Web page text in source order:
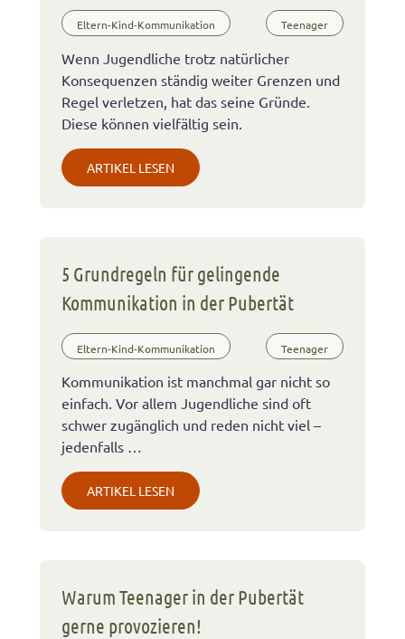
Eltern-Kind-Kommunikation Teenager
Wenn Jugendliche trotz natürlicher
Konsequenzen ständig weiter Grenzen und
Regel verletzen, hat das seine Gründe.
Diese können vielfältig sein.
ARTIKEL LESEN
5 Grundregeln für gelingende
Kommunikation in der Pubertät
Eltern-Kind-Kommunikation Teenager
Kommunikation ist manchmal gar nicht so
einfach. Vor allem Jugendliche sind oft
schwer zugänglich und reden nicht viel –
jedenfalls …
ARTIKEL LESEN
Warum Teenager in der Pubertät
gerne provozieren!